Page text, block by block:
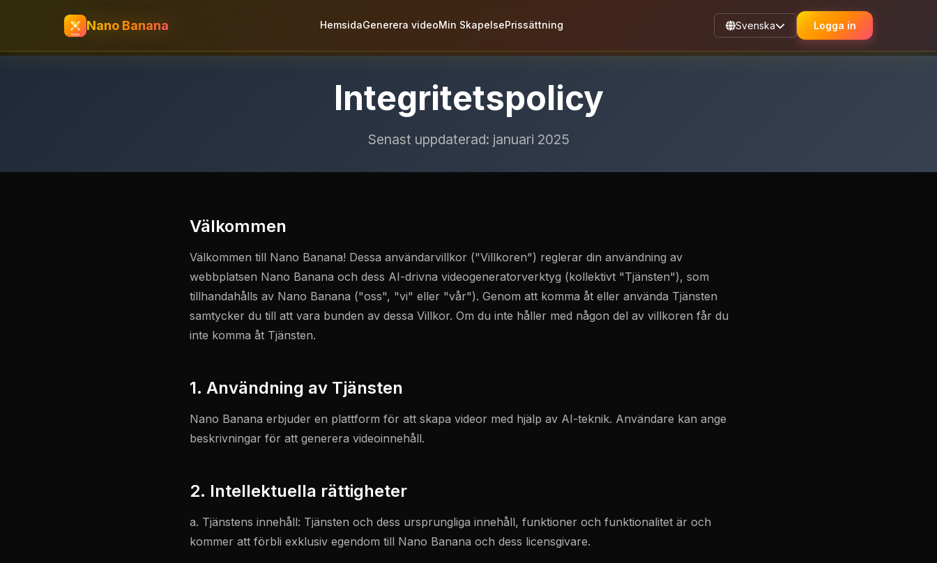
Nano Banana HemsidaGenerera videoMin SkapelsePrissättning Svenska Logga in
Integritetspolicy
Senast uppdaterad: januari 2025
Välkommen
Välkommen till Nano Banana! Dessa användarvillkor ("Villkoren") reglerar din användning av
webbplatsen Nano Banana och dess AI-drivna videogeneratorverktyg (kollektivt "Tjänsten"), som
tillhandahålls av Nano Banana ("oss", "vi" eller "vår"). Genom att komma åt eller använda Tjänsten
samtycker du till att vara bunden av dessa Villkor. Om du inte håller med någon del av villkoren får du
inte komma åt Tjänsten.
1. Användning av Tjänsten
Nano Banana erbjuder en plattform för att skapa videor med hjälp av AI-teknik. Användare kan ange
beskrivningar för att generera videoinnehåll.
2. Intellektuella rättigheter
a. Tjänstens innehåll: Tjänsten och dess ursprungliga innehåll, funktioner och funktionalitet är och
kommer att förbli exklusiv egendom till Nano Banana och dess licensgivare.